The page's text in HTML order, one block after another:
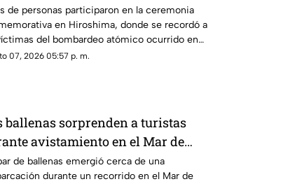
de personas participaron en la ceremonia
en Hiroshima, donde se recordó a
del bombardeo atómico ocurrido en
07, 2026 05:57 p. m.
ballenas sorprenden a turistas
avistamiento en el Mar de
de ballenas emergió cerca de una
durante un recorrido en el Mar de